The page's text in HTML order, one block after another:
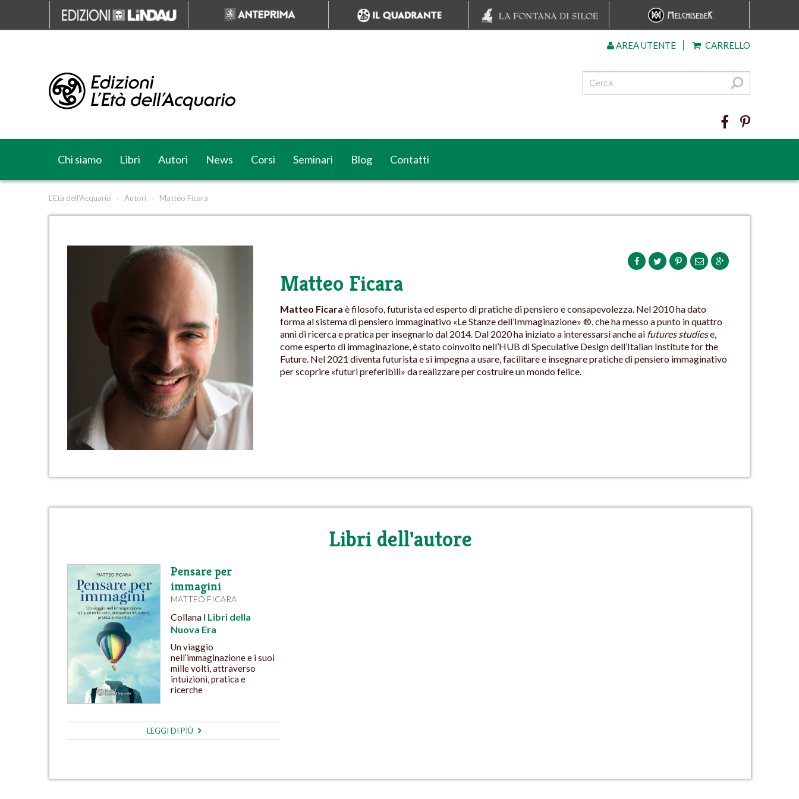
AREA UTENTE CARRELLO
Chi siamo Libri Autori News Corsi Seminari Blog Contatti
L'Età dell'Acquario » Autori » Matteo Ficara
Matteo Ficara
Matteo Ficara è filosofo, futurista ed esperto di pratiche di pensiero e consapevolezza. Nel 2010 ha dato
forma al sistema di pensiero immaginativo «Le Stanze dell’Immaginazione» ®, che ha messo a punto in quattro
anni di ricerca e pratica per insegnarlo dal 2014. Dal 2020 ha iniziato a interessarsi anche ai futures studiese,
come esperto di immaginazione, è stato coinvolto nell’HUB di Speculative Design dell’Italian Institute for the
Future. Nel 2021 diventa futurista e si impegna a usare, facilitare e insegnare pratiche di pensiero immaginativo
per scoprire «futuri preferibili» da realizzare per costruire un mondo felice.
Libri dell'autore
Pensare per
immagini
MATTEO FICARA
Collana I Libri della
Nuova Era
Un viaggio
nell’immaginazione e i suoi
mille volti, attraverso
intuizioni, pratica e
ricerche
LEGGI DI PIÙ